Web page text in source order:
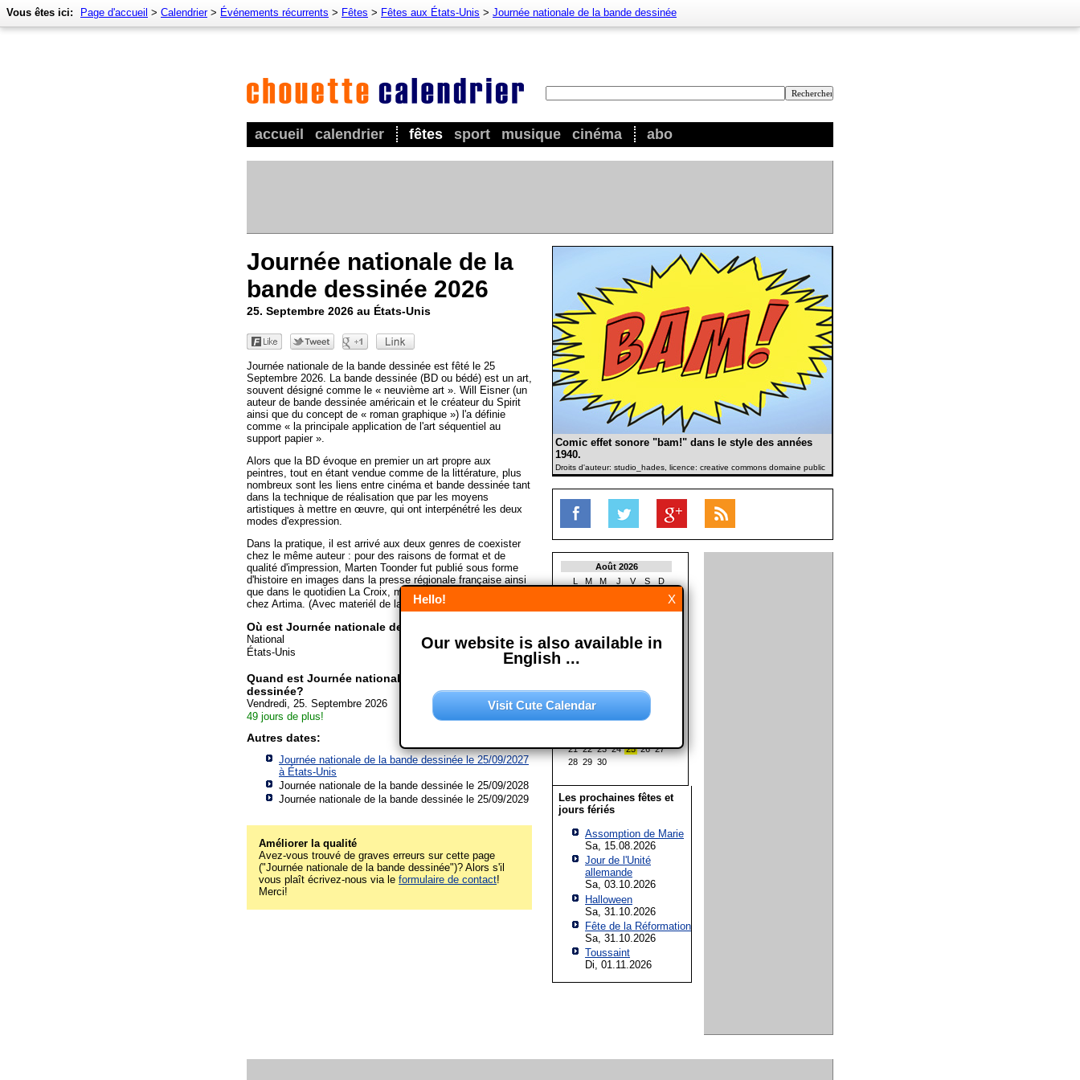
accueil calendrier fêtes sport musique cinéma abo
Vous êtes ici: Page d'accueil > Calendrier> Événements récurrents > Fêtes > Fêtes aux États-Unis > Journée nationale de la bande dessinée
Journée nationale de la
bande dessinée 2026
25. Septembre 2026 au États-Unis
Journée nationale de la bande dessinée est fêté le 25
Septembre 2026. La bande dessinée (BD ou bédé) est un art,
souvent désigné comme le « neuvième art ». Will Eisner (un
auteur de bande dessinée américain et le créateur du Spirit
ainsi que du concept de « roman graphique ») l'a définie
comme « la principale application de l'art séquentiel au
support papier ».
Alors que la BD évoque en premier un art propre aux
peintres, tout en étant vendue comme de la littérature, plus
nombreux sont les liens entre cinéma et bande dessinée tant
dans la technique de réalisation que par les moyens
artistiques à mettre en œuvre, qui ont interpénétré les deux
modes d'expression.
Dans la pratique, il est arrivé aux deux genres de coexister
chez le même auteur : pour des raisons de format et de
qualité d'impression, Marten Toonder fut publié sous forme
d'histoire en images dans la presse régionale française ainsi
que dans le quotidien La Croix, mais en bande dessinée
chez Artima. (Avec materiél de la Wikipedia)
Où est Journée nationale de la bande dessinée?
National
États-Unis
Quand est Journée nationale de la bande
dessinée?
Vendredi, 25. Septembre 2026
49 jours de plus!
Autres dates:
Journée nationale de la bande dessinée le 25/09/2027
à États-Unis
Journée nationale de la bande dessinée le 25/09/2028
Journée nationale de la bande dessinée le 25/09/2029
Améliorer la qualité
Avez-vous trouvé de graves erreurs sur cette page
("Journée nationale de la bande dessinée")? Alors s'il
vous plaît écrivez-nous via le formulaire de contact!
Merci!
Comic effet sonore "bam!" dans le style des années
1940.
Droits d'auteur: studio_hades, licence: creative commons domaine public
Août 2026
L
M M J V S
D
24 25 26 27 28 29
30
S
1
7
8 9 10 11 12
21 22 23 24 25 26 27
28 29 30
Les prochaines fêtes et
jours fériés
Assomption de Marie
Sa, 15.08.2026
Jour de l'Unité
allemande
Sa, 03.10.2026
Halloween
Sa, 31.10.2026
Fête de la Réformation
Sa, 31.10.2026
Toussaint
Di, 01.11.2026
X
Hello!
Our website is also available in
English ...
Visit Cute Calendar